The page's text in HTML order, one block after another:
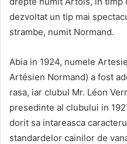
dezvoltat un tip mai
strambe, numit Normand.
Abia in 1924, numele
Artésien Normand) a fost
rasa, iar clubul Mr. Léon
presedinte al clubului in
dorit sa intareasca
standardelor cainilor de